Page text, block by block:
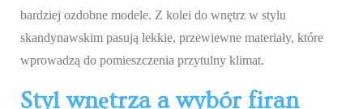
bardziej ozdobne modele. Z kolei do wnętrz w stylu
skandynawskim pasują lekkie, przewiewne materiały, które
wprowadzą do pomieszczenia przytulny klimat.
Styl wnętrza a wybór firan